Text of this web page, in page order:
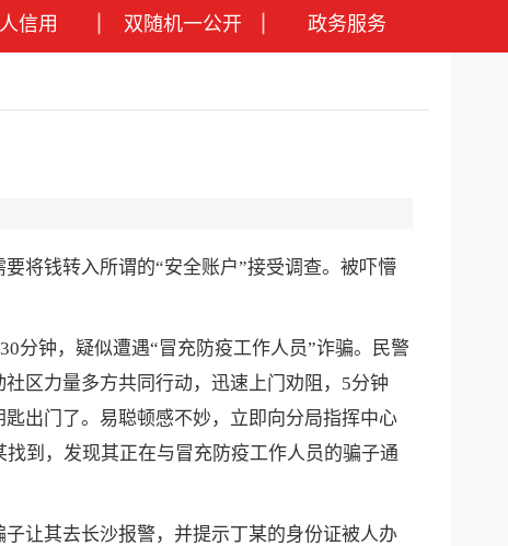
信用 双随机一公开 政务服务
将钱转入所谓的“安全账户”接受调查。被吓懵
钟，疑似遭遇“冒充防疫工作人员”诈骗。民警
区力量多方共同行动，迅速上门劝阻，5分钟
出门了。易聪顿感不妙，立即向分局指挥中心
到，发现其正在与冒充防疫工作人员的骗子通
让其去长沙报警，并提示丁某的身份证被人办